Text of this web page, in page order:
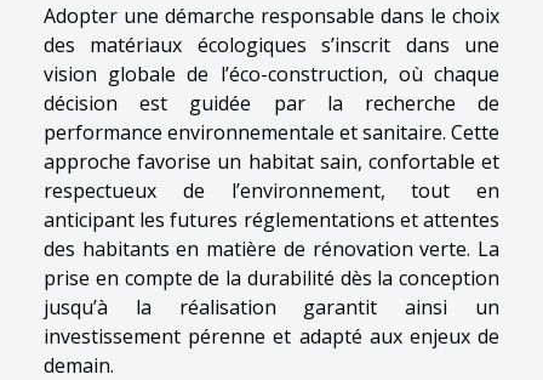
Adopter une démarche responsable dans le choix
des matériaux écologiques s’inscrit dans une
vision globale de l’éco-construction, où chaque
décision est guidée par la recherche de
performance environnementale et sanitaire. Cette
approche favorise un habitat sain, confortable et
respectueux de l’environnement, tout en
anticipant les futures réglementations et attentes
des habitants en matière de rénovation verte. La
prise en compte de la durabilité dès la conception
jusqu’à la réalisation garantit ainsi un
investissement pérenne et adapté aux enjeux de
demain.